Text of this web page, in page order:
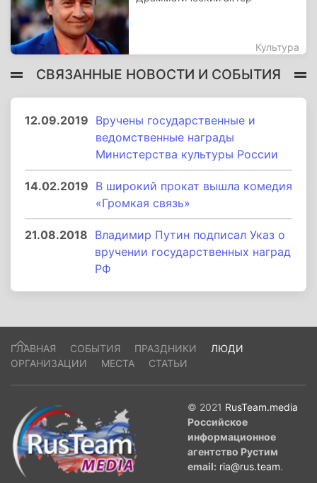
Культура
СВЯЗАННЫЕ НОВОСТИ И СОБЫТИЯ
12.09.2019 Вручены государственные и
ведомственные награды
Министерства культуры России
14.02.2019 В широкий прокат вышла комедия
«Громкая связь»
21.08.2018 Владимир Путин подписал Указ о
вручении государственных наград
РФ
ГЛАВНАЯ СОБЫТИЯ ПРАЗДНИКИ
ЛЮДИ
ОРГАНИЗАЦИИ
МЕСТА СТАТЬИ
© 2021 RusTeam.media
Российское
информационное
агентство Рустим
email: ria@rus.team.